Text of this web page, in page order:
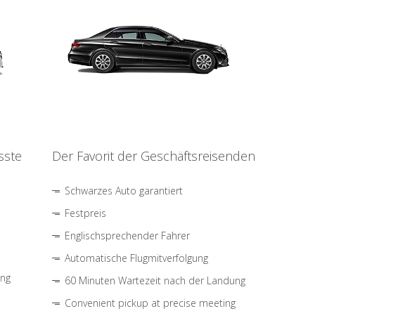
Der Favorit der Geschäftsreisenden
Schwarzes Auto garantiert
Festpreis
Englischsprechender Fahrer
Automatische Flugmitverfolgung
60 Minuten Wartezeit nach der Landung
Convenient pickup at precise meeting